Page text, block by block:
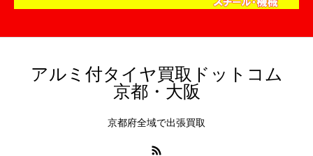
アルミ付タイヤ買取ドットコム
京都・大阪
京都府全域で出張買取